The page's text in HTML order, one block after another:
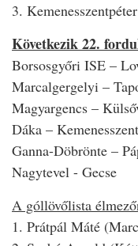
3.
Következik 22.
Borsosgyőri ISE –
Marcalgergelyi –
Magyargencs –
Dáka –
Ganna-Döbrönte –
Nagytevel - Gecse
A góllövőlista
1. Prátpál Máté